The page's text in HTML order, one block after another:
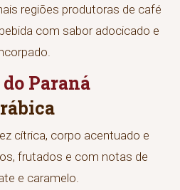
regiões produtoras de café
com sabor adocicado e
Paraná
cítrica, corpo acentuado e
frutados e com notas de
e caramelo.